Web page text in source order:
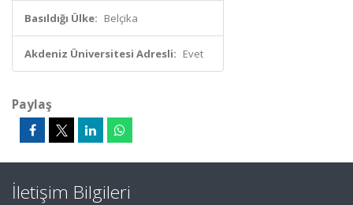
Basıldığı Ülke: Belçika
Akdeniz Üniversitesi Adresli: Evet
Paylaş
İletişim Bilgileri